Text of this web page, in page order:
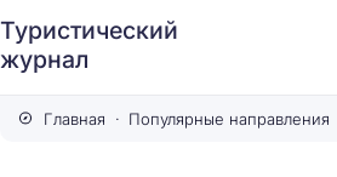
Туристический
журнал
Главная Популярные направления